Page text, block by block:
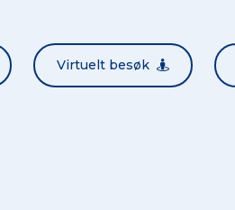
Virtuelt besøk